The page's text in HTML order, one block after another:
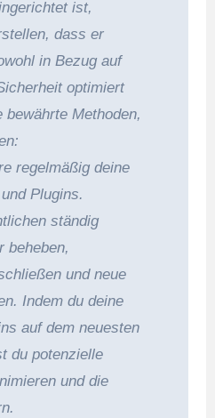
ist,
dass er
in Bezug auf
optimiert
Methoden,
regelmäßig deine
Plugins.
ständig
beheben,
und neue
Indem du deine
auf dem neuesten
du potenzielle
und die